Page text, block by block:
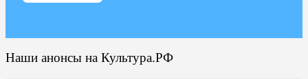
Наши анонсы на Культура.РФ